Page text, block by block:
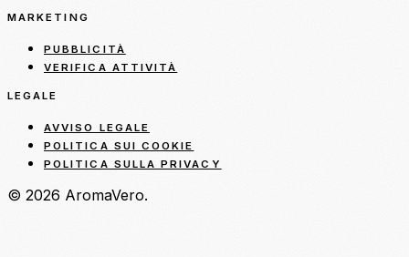
MARKETING
PUBBLICITÀ
VERIFICA ATTIVITÀ
LEGALE
AVVISO LEGALE
POLITICA SUI COOKIE
POLITICA SULLA PRIVACY
© 2026 AromaVero.